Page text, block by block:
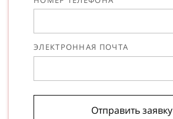
ЭЛЕКТРОННАЯ ПОЧТА
Отправить заявку